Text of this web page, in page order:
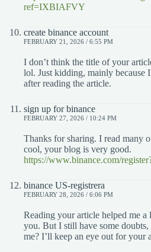
ref=IXBIAFVY
create binance account
FEBRUARY 21, 2026 / 6:55 PM
I don’t think the title of your
lol. Just kidding, mainly because
after reading the article.
sign up for binance
FEBRUARY 27, 2026 / 10:24 PM
Thanks for sharing. I read many
cool, your blog is very good.
https://www.binance.com/
binance US-registrera
FEBRUARY 28, 2026 / 6:06 PM
Reading your article helped me a
you. But I still have some
me? I’ll keep an eye out for your